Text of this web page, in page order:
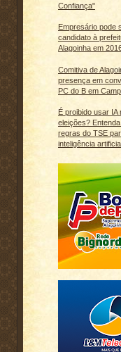
Confiança"
Empresário pode
candidato à
Alagoinha em
Comitiva de
presença em
PC do B em
É proibido usar IA
eleições?
regras do TSE
inteligência artificial